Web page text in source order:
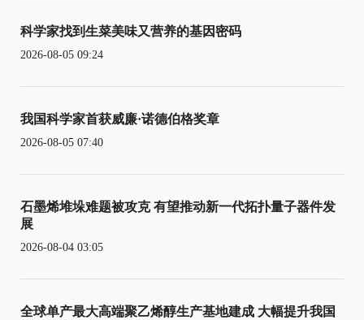
科学家找到生菜美味又营养的基因密码
2026-08-05 09:24
我国科学家首获威廉·诺德伯格奖章
2026-08-05 07:40
石墨烯堆垛难题被攻克 有望推动新一代拓扑量子器件发
展
2026-08-04 03:05
全球单产最大高端聚乙烯醇生产基地建成 大幅提升我国